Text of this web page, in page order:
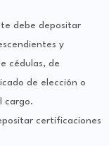
debe depositar
y
cédulas, de
de elección o
cargo.
certificaciones